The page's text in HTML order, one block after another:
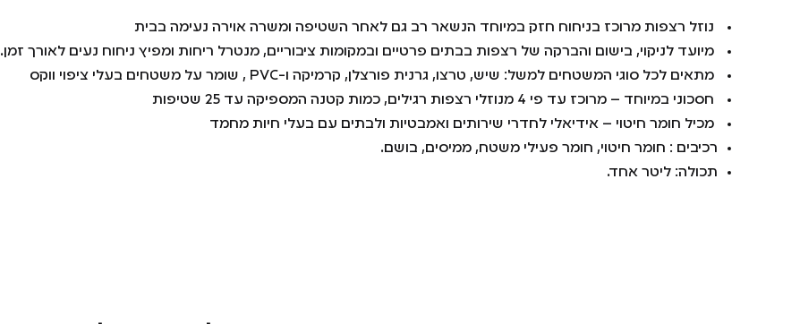
נוזל רצפות מרוכז בניחוח חזק במיוחד הנשאר רב גם לאחר השטיפה ומשרה אוירה נעימה בבית
מיועד לניקוי, בישום והברקה של רצפות בבתים פרטיים ובמקומות ציבוריים, מנטרל ריחות ומפיץ ניחוח נעים לאורך זמן.
מתאים לכל סוגי המשטחים למשל: שיש, טרצו, גרנית פורצלן, קרמיקה ו-PVC , שומר על משטחים בעלי ציפוי ווקס
חסכוני במיוחד – מרוכז עד פי 4 מנוזלי רצפות רגילים, כמות קטנה המספיקה עד 25 שטיפות
מכיל חומר חיטוי – אידיאלי לחדרי שירותים ואמבטיות ולבתים עם בעלי חיות מחמד
רכיבים : חומר חיטוי, חומר פעילי משטח, ממיסים, בושם.
תכולה: ליטר אחד.